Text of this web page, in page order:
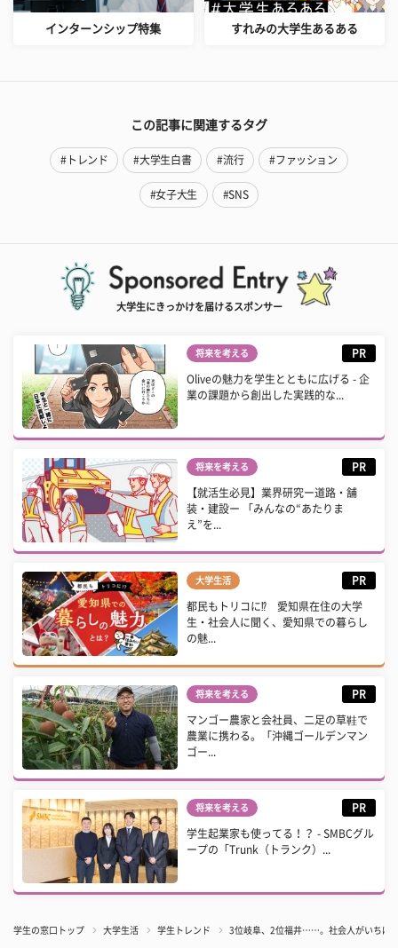
インターンシップ特集 すれみの大学生あるある
この記事に関連するタグ
#トレンド #大学生白書 #流行 #ファッション
#女子大生 #SNS
大学生にきっかけを届けるスポンサー
将来を考える PR
Oliveの魅力を学生とともに広げる - 企
業の課題から創出した実践的な...
将来を考える PR
【就活生必見】業界研究ー道路・舗
装・建設ー 「みんなの“あたりま
え”を...
大学生活 PR
都民もトリコに⁉ 愛知県在住の大学
生・社会人に聞く、愛知県での暮らし
の魅...
将来を考える PR
マンゴー農家と会社員、二足の草鞋で
農業に携わる。「沖縄ゴールデンマン
ゴー...
将来を考える PR
学生起業家も使ってる！？ - SMBCグル
ープの「Trunk（トランク）...
学生の窓口トップ 大学生活 学生トレンド 3位岐阜、2位福井……。社会人がいちば